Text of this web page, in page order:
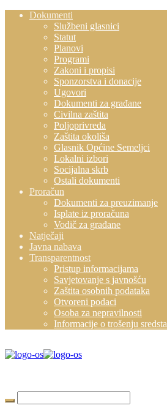
Dokumenti
Službeni glasnici
Statut
Planovi
Programi
Zakoni i propisi
Sponzorstva i donacije
Ugovori
Dokumenti za građane
Civilna zaštita
Poljoprivreda
Zaštita okoliša
Glasnik Općine Semeljci
Lokalni izbori
Socijalna skrb
Ostali dokumenti
Proračun
Dokumenti za preuzimanje
Isplate iz proračuna
Vodič za građane
Natječaji
Javna nabava
Transparentnost
Pristup informacijama
Savjetovanje s javnošću
Zaštita osobnih podataka
Otvoreni podaci
Osoba za nepravilnosti
Informacije o trošenju